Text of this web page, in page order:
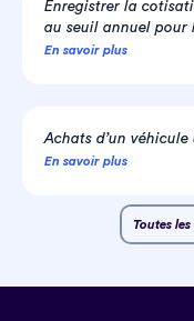
Enregistrer la
au seuil annuel pour
En savoir plus
Achats d’un
En savoir plus
Toutes